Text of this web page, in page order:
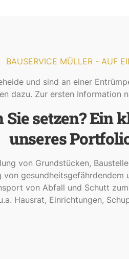
BAUSERVICE MÜLLER - AUF
und sind an einer
dazu. Zur ersten Information
setzen? Ein
unseres
von Grundstücken,
von gesundheitsgefährdendem
von Abfall und Schutt
Hausrat, Einrichtungen,